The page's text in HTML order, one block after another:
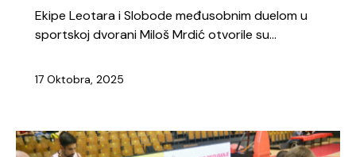
Ekipe Leotara i Slobode međusobnim duelom u
sportskoj dvorani Miloš Mrdić otvorile su…
17 Oktobra, 2025